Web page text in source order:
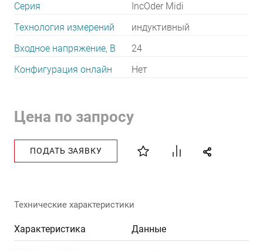
Серия
IncOder Midi
Технология измерений
индуктивный
Входное напряжение, В
24
Конфигурация онлайн
Нет
Цена по запросу
ПОДАТЬ ЗАЯВКУ
Технические характеристики
Характеристика Данные